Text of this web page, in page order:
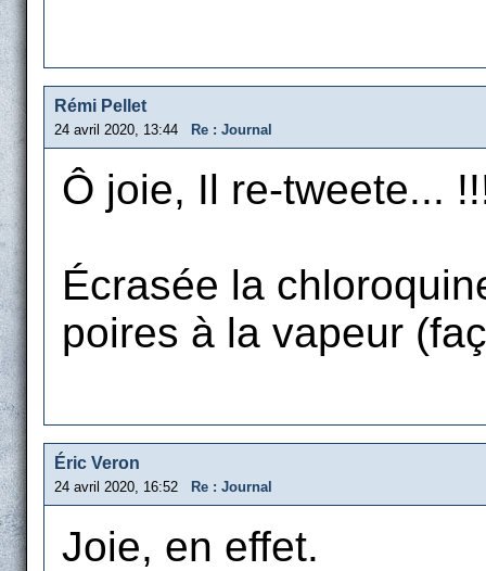
Rémi Pellet
24 avril 2020, 13:44 Re : Journal
Ô joie, Il re-tweete...
Écrasée la
poires à la vapeur
Éric Veron
24 avril 2020, 16:52 Re : Journal
Joie, en effet.